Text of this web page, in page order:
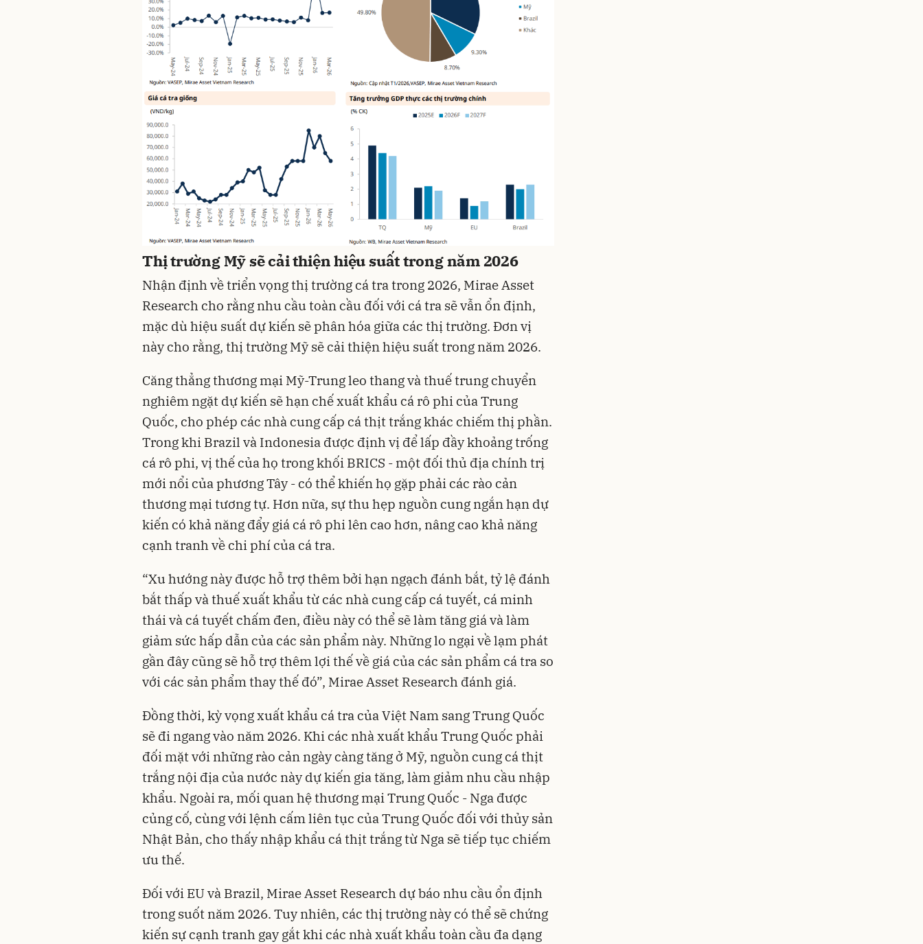
Thị trường Mỹ sẽ cải thiện hiệu suất trong năm 2026
Nhận định về triển vọng thị trường cá tra trong 2026, Mirae Asset
Research cho rằng nhu cầu toàn cầu đối với cá tra sẽ vẫn ổn định,
mặc dù hiệu suất dự kiến sẽ phân hóa giữa các thị trường. Đơn vị
này cho rằng, thị trường Mỹ sẽ cải thiện hiệu suất trong năm 2026.
Căng thẳng thương mại Mỹ-Trung leo thang và thuế trung chuyển
nghiêm ngặt dự kiến sẽ hạn chế xuất khẩu cá rô phi của Trung
Quốc, cho phép các nhà cung cấp cá thịt trắng khác chiếm thị phần.
Trong khi Brazil và Indonesia được định vị để lấp đầy khoảng trống
cá rô phi, vị thế của họ trong khối BRICS - một đối thủ địa chính trị
mới nổi của phương Tây - có thể khiến họ gặp phải các rào cản
thương mại tương tự. Hơn nữa, sự thu hẹp nguồn cung ngắn hạn dự
kiến có khả năng đẩy giá cá rô phi lên cao hơn, nâng cao khả năng
cạnh tranh về chi phí của cá tra.
“Xu hướng này được hỗ trợ thêm bởi hạn ngạch đánh bắt, tỷ lệ đánh
bắt thấp và thuế xuất khẩu từ các nhà cung cấp cá tuyết, cá minh
thái và cá tuyết chấm đen, điều này có thể sẽ làm tăng giá và làm
giảm sức hấp dẫn của các sản phẩm này. Những lo ngại về lạm phát
gần đây cũng sẽ hỗ trợ thêm lợi thế về giá của các sản phẩm cá tra so
với các sản phẩm thay thế đó”, Mirae Asset Research đánh giá.
Đồng thời, kỳ vọng xuất khẩu cá tra của Việt Nam sang Trung Quốc
sẽ đi ngang vào năm 2026. Khi các nhà xuất khẩu Trung Quốc phải
đối mặt với những rào cản ngày càng tăng ở Mỹ, nguồn cung cá thịt
trắng nội địa của nước này dự kiến gia tăng, làm giảm nhu cầu nhập
khẩu. Ngoài ra, mối quan hệ thương mại Trung Quốc - Nga được
củng cố, cùng với lệnh cấm liên tục của Trung Quốc đối với thủy sản
Nhật Bản, cho thấy nhập khẩu cá thịt trắng từ Nga sẽ tiếp tục chiếm
ưu thế.
Đối với EU và Brazil, Mirae Asset Research dự báo nhu cầu ổn định
trong suốt năm 2026. Tuy nhiên, các thị trường này có thể sẽ chứng
kiến sự cạnh tranh gay gắt khi các nhà xuất khẩu toàn cầu đa dạng